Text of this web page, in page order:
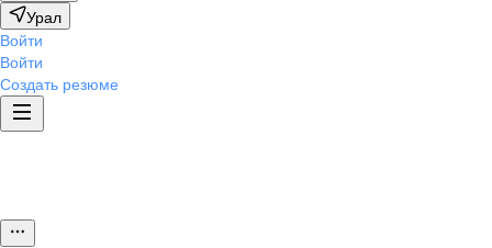
Урал
Войти
Войти
Создать резюме